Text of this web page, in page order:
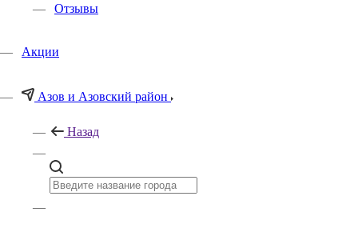
Отзывы
Акции
Азов и Азовский район
Назад